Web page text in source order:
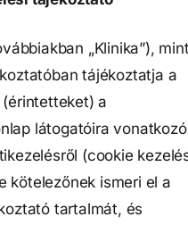
„Klinika”),
tájékoztatja a
a
látogatóira vonatkozó
(cookie
kötelezőnek ismeri el a
tartalmát, és